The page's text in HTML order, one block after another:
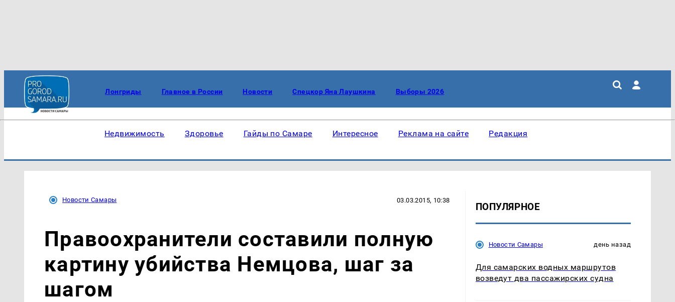
Лонгриды Главное в России Новости Спецкор Яна Лаушкина Выборы 2026
Недвижимость Здоровье Гайды по Самаре Интересное Реклама на сайте Редакция
Новости Самары 03.03.2015, 10:38
Правоохранители составили полную
картину убийства Немцова, шаг за
шагом
ПОПУЛЯРНОЕ
Новости Самары день назад
Для самарских водных маршрутов
возведут два пассажирских судна